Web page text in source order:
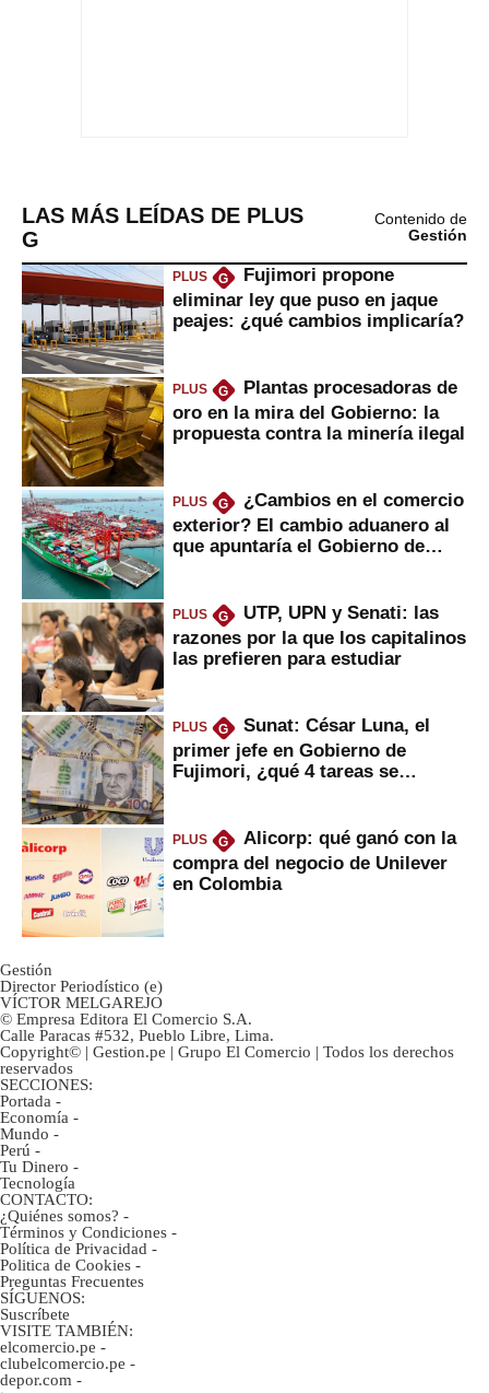
LAS MÁS LEÍDAS DE PLUS
G
Contenido de
Gestión
PLUS G
Fujimori propone
eliminar ley que puso en jaque
peajes: ¿qué cambios implicaría?
PLUS G
Plantas procesadoras de
oro en la mira del Gobierno: la
propuesta contra la minería ilegal
PLUS G
¿Cambios en el comercio
exterior? El cambio aduanero al
que apuntaría el Gobierno de
PLUS G
UTP, UPN y Senati: las
razones por la que los capitalinos
las prefieren para estudiar
PLUS G
Sunat: César Luna, el
primer jefe en Gobierno de
Fujimori, ¿qué 4 tareas se
PLUS G
Alicorp: qué ganó con la
compra del negocio de Unilever
en Colombia
Gestión
Director Periodístico (e)
VÍCTOR MELGAREJO
© Empresa Editora El Comercio S.A.
Calle Paracas #532, Pueblo Libre, Lima.
Copyright© | Gestion.pe | Grupo El Comercio | Todos los derechos
reservados
SECCIONES:
Portada -
Economía -
Mundo -
Perú -
Tu Dinero -
Tecnología
CONTACTO:
¿Quiénes somos? -
Términos y Condiciones -
Política de Privacidad -
Politica de Cookies -
Preguntas Frecuentes
SÍGUENOS:
Suscríbete
VISITE TAMBIÉN:
elcomercio.pe -
clubelcomercio.pe -
depor.com -